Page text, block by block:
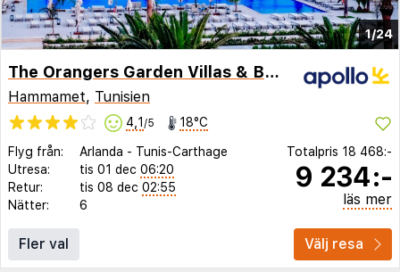
1/24
The Orangers Garden Villas & Bungalows
Hammamet, Tunisien
4,1 /5 18°C
Flyg från: Arlanda - Tunis-Carthage
Utresa:
tis 01 dec 06:20
Retur:
tis 08 dec 02:55
Nätter:
6
Totalpris 18 468:-
9 234:-
läs mer
Fler val Välj resa